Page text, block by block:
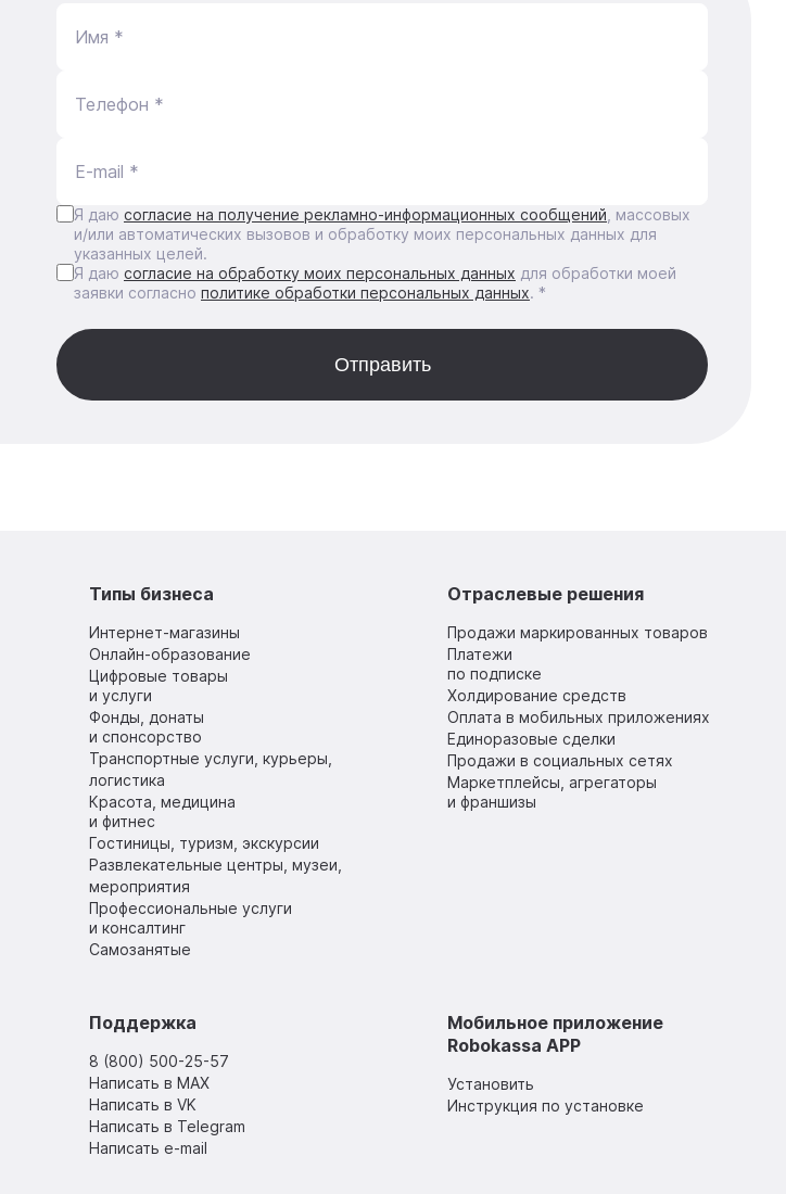
Имя *
Телефон *
E-mail *
Я даю согласие на получение рекламно-информационных сообщений , массовых
и/или автоматических вызовов и обработку моих персональных данных для
указанных целей.
Я даю согласие на обработку моих персональных данных для обработки моей
заявки согласно политике обработки персональных данных. *
Типы бизнеса
Интернет-магазины
Онлайн-образование
Цифровые товары
и услуги
Фонды, донаты
и спонсорство
Транспортные услуги, курьеры,
логистика
Красота, медицина
и фитнес
Гостиницы, туризм, экскурсии
Развлекательные центры, музеи,
мероприятия
Профессиональные услуги
и консалтинг
Самозанятые
Отраслевые решения
Продажи маркированных товаров
Платежи
по подписке
Холдирование средств
Оплата в мобильных приложениях
Единоразовые сделки
Продажи в социальных сетях
Маркетплейсы, агрегаторы
и франшизы
Поддержка
8 (800) 500-25-57
Написать в MAX
Написать в VK
Написать в Telegram
Написать e-mail
Мобильное приложение
Robokassa APP
Установить
Инструкция по установке